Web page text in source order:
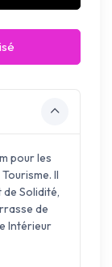
pour les
Il
Solidité,
de
Intérieur